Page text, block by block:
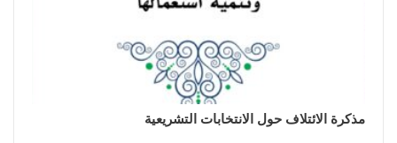
مذكرة الائتلاف حول الانتخابات التشريعية